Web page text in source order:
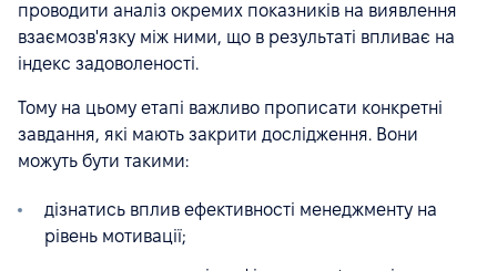
проводити аналіз окремих показників на виявлення
взаємозв'язку між ними, що в результаті впливає на
індекс задоволеності.
Тому на цьому етапі важливо прописати конкретні
завдання, які мають закрити дослідження. Вони
можуть бути такими:
дізнатись вплив ефективності менеджменту на
рівень мотивації;